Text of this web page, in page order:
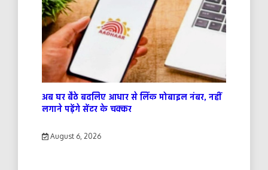
अब घर बैठे बदलिए आधार से लिंक मोबाइल नंबर, नहीं
लगाने पड़ेंगे सेंटर के चक्कर
August 6, 2026